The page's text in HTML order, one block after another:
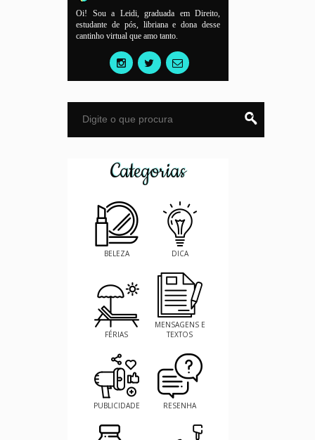
Oi! Sou a Leidi, graduada em Direito,
estudante de pós, libriana e dona desse
cantinho virtual que amo tanto.
Categorias
BELEZA DICA
FÉRIAS
MENSAGENS E
TEXTOS
PUBLICIDADE RESENHA